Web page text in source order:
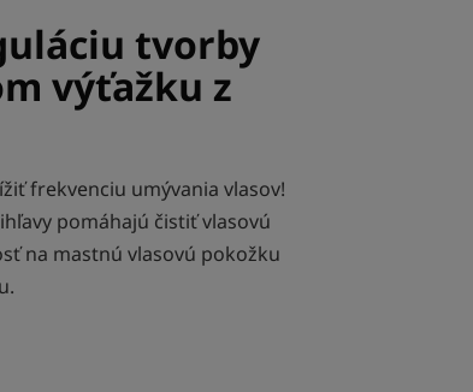
tvorby
výťažku z
frekvenciu umývania vlasov!
pomáhajú čistiť vlasovú
na mastnú vlasovú pokožku